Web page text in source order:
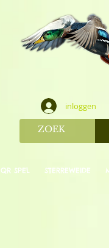
inloggen
QR SPEL STERREWEIDE